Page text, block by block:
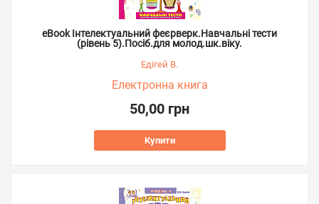
eBook Інтелектуальний феєрверк.Навчальні тести
(рівень 5).Посіб.для молод.шк.віку.
Едігей В.
Електронна книга
50,00 грн
Купити